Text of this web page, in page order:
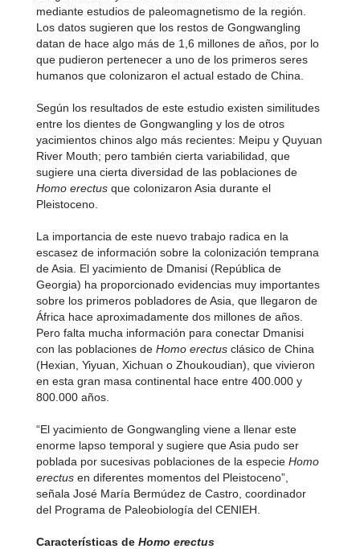
mediante estudios de paleomagnetismo de la región.
Los datos sugieren que los restos de Gongwangling
datan de hace algo más de 1,6 millones de años, por lo
que pudieron pertenecer a uno de los primeros seres
humanos que colonizaron el actual estado de China.
Según los resultados de este estudio existen similitudes
entre los dientes de Gongwangling y los de otros
yacimientos chinos algo más recientes: Meipu y Quyuan
River Mouth; pero también cierta variabilidad, que
sugiere una cierta diversidad de las poblaciones de
Homo erectusque colonizaron Asia durante el
Pleistoceno.
La importancia de este nuevo trabajo radica en la
escasez de información sobre la colonización temprana
de Asia. El yacimiento de Dmanisi (República de
Georgia) ha proporcionado evidencias muy importantes
sobre los primeros pobladores de Asia, que llegaron de
África hace aproximadamente dos millones de años.
Pero falta mucha información para conectar Dmanisi
con las poblaciones de Homo erectusclásico de China
(Hexian, Yiyuan, Xichuan o Zhoukoudian), que vivieron
en esta gran masa continental hace entre 400.000 y
800.000 años.
“El yacimiento de Gongwangling viene a llenar este
enorme lapso temporal y sugiere que Asia pudo ser
poblada por sucesivas poblaciones de la especie Homo
erectusen diferentes momentos del Pleistoceno”,
señala José María Bermúdez de Castro, coordinador
del Programa de Paleobiología del CENIEH.
Características de Homo erectus